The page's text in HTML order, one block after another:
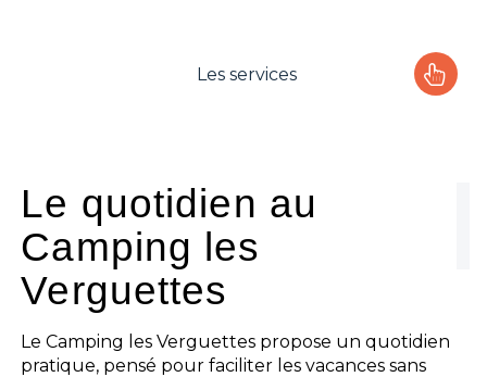
Les services
L'espace Aquatique
Les activités
Les infos pratiques
Le quotidien au
Camping les
Verguettes
Le Camping les Verguettes propose un quotidien
pratique, pensé pour faciliter les vacances sans